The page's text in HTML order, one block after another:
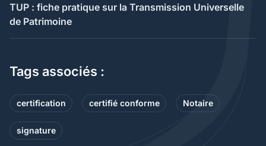
TUP : fiche pratique sur la Transmission Universelle
de Patrimoine
Tags associés :
certification certifié conforme Notaire
signature